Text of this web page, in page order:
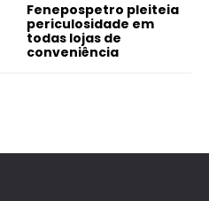
Fenepospetro pleiteia
periculosidade em
todas lojas de
conveniência